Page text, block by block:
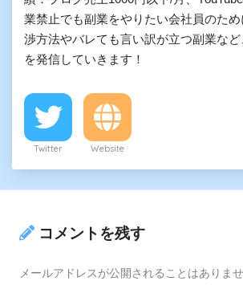
業禁止でも副業をやりたい会社員のた
渉方法やバレても言い訳が立つ副業な
を発信していきます！
Twitter Website
コメントを残す
メールアドレスが公開されることはありませ